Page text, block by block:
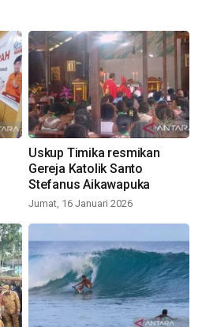
Uskup Timika resmikan
Gereja Katolik Santo
Stefanus Aikawapuka
Jumat, 16 Januari 2026